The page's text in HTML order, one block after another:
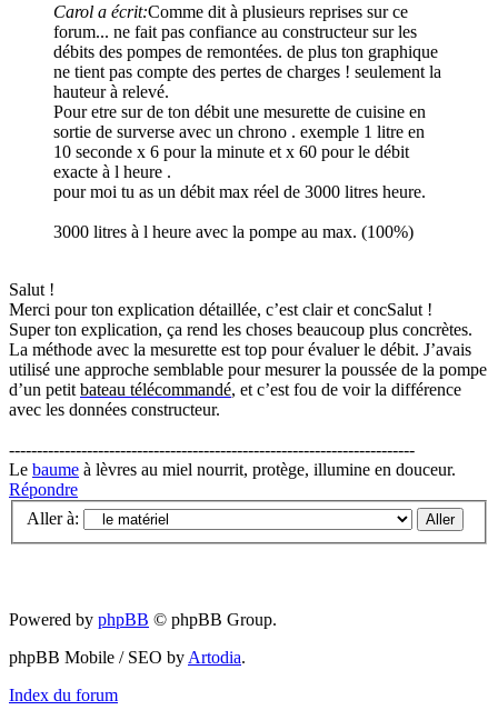
Carol a écrit:Comme dit à plusieurs reprises sur ce
forum... ne fait pas confiance au constructeur sur les
débits des pompes de remontées. de plus ton graphique
ne tient pas compte des pertes de charges ! seulement la
hauteur à relevé.
Pour etre sur de ton débit une mesurette de cuisine en
sortie de surverse avec un chrono . exemple 1 litre en
10 seconde x 6 pour la minute et x 60 pour le débit
exacte à l heure .
pour moi tu as un débit max réel de 3000 litres heure.
3000 litres à l heure avec la pompe au max. (100%)
Salut !
Merci pour ton explication détaillée, c’est clair et concSalut !
Super ton explication, ça rend les choses beaucoup plus concrètes.
La méthode avec la mesurette est top pour évaluer le débit. J’avais
utilisé une approche semblable pour mesurer la poussée de la pompe
d’un petit bateau télécommandé, et c’est fou de voir la différence
avec les données constructeur.
-------------------------------------------------------------------------
Le baume à lèvres au miel nourrit, protège, illumine en douceur.
Répondre
Aller à:
Powered by phpBB © phpBB Group.
phpBB Mobile / SEO by Artodia.
Index du forum